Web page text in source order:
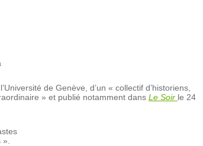
de Genève, d’un « collectif d’historiens,
» et publié notamment dans Le Soir le 24